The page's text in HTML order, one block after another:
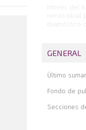
Interés del
nervio tibial
diagnóstico
distal de la
GENERAL
Último
Fondo de
Secciones